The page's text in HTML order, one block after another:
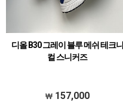
디올 B30 그레이 블루 메쉬 테크니
컬 스니커즈
157,000